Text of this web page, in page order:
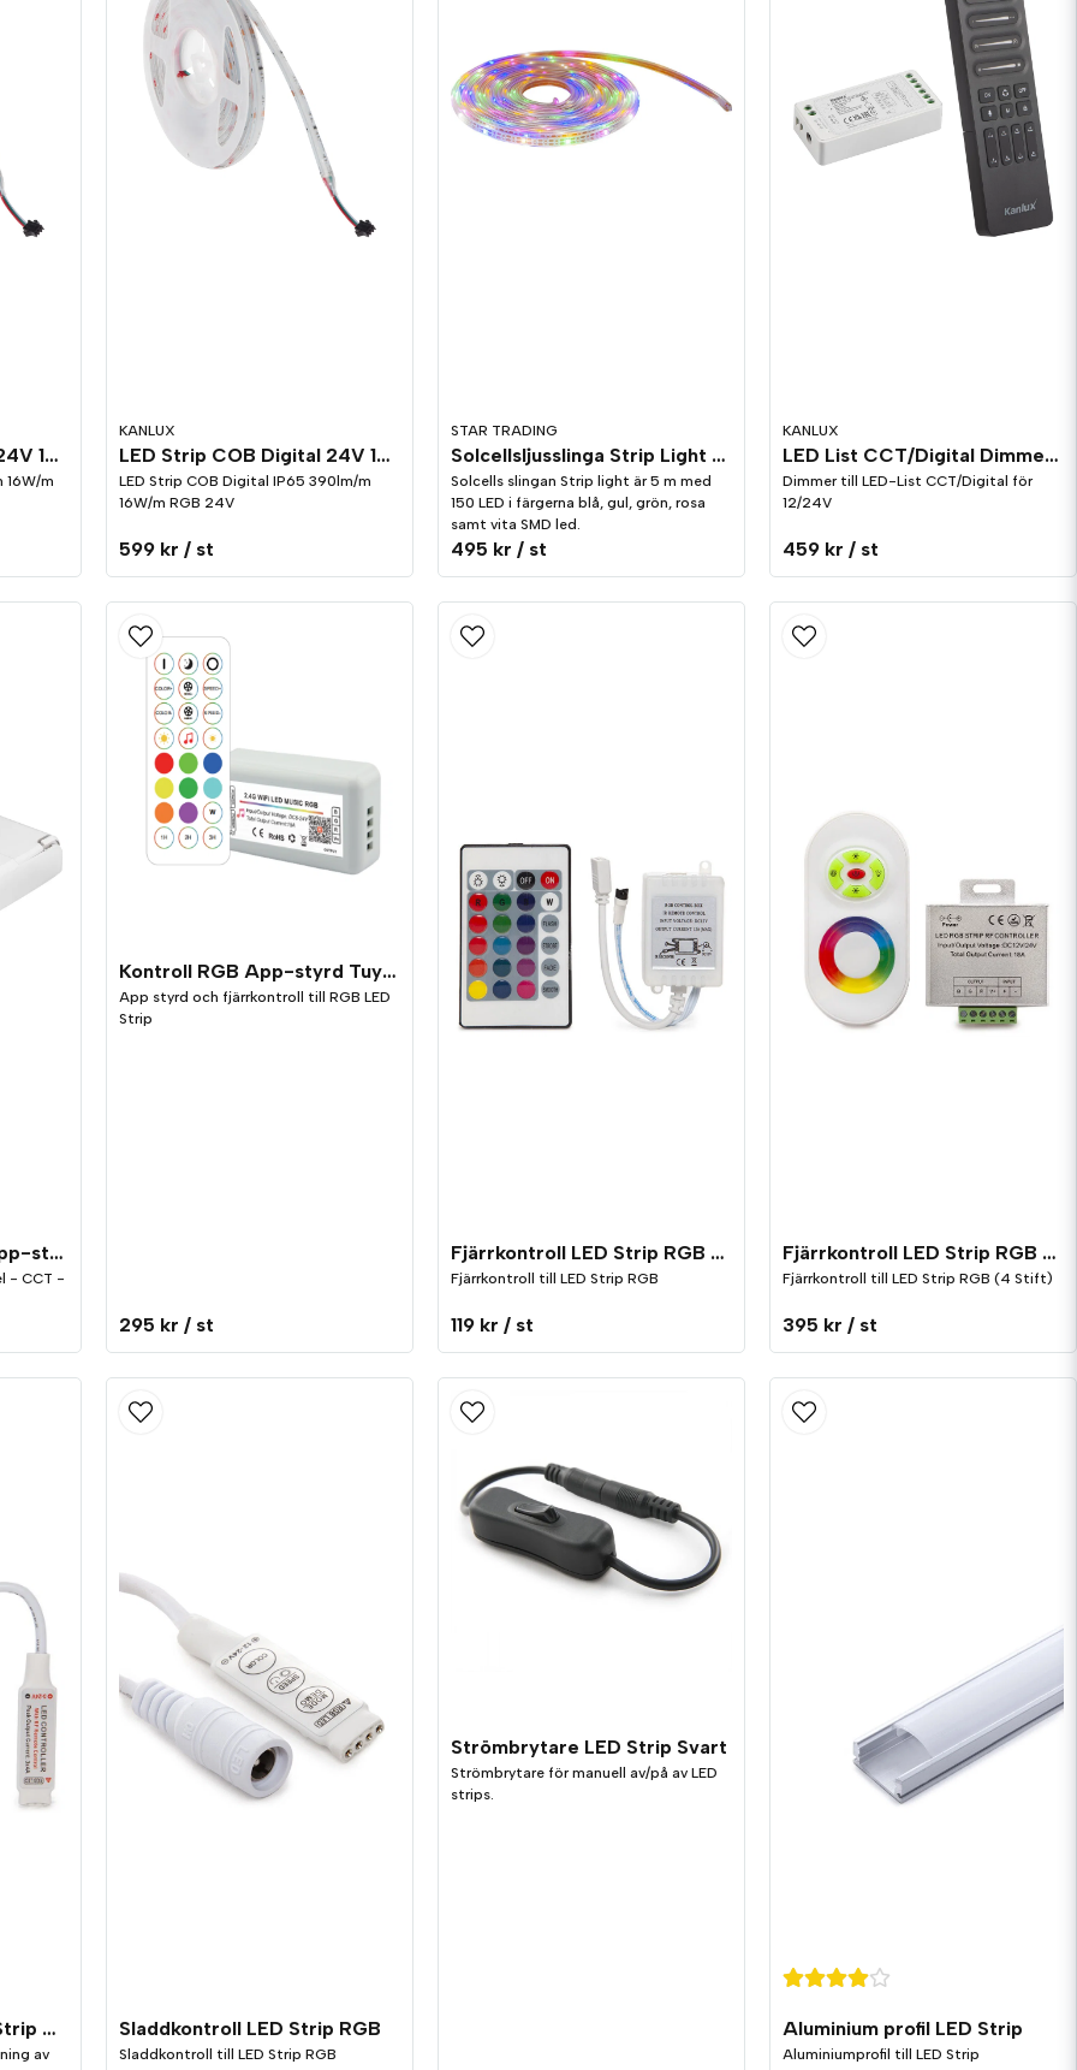
LED Strip COB Digital 24V 16W/m RGB
16W/m
KANLUX
LED Strip COB Digital 24V 16W/m RGB IP65
LED Strip COB Digital IP65 390lm/m
16W/m RGB 24V
599 kr / st
STAR TRADING
Solcellsljusslinga Strip Light Multi
Solcells slingan Strip light är 5 m med
150 LED i färgerna blå, gul, grön, rosa
samt vita SMD led.
495 kr / st
KANLUX
LED List CCT/Digital Dimmer med Fjärrkontroll 12/24V
Dimmer till LED-List CCT/Digital för
12/24V
459 kr / st
Kontroll RGBW CCT App-styrd
- CCT -
Kontroll RGB App-styrd Tuya och Fjärrkontroll
App styrd och fjärrkontroll till RGB LED
Strip
295 kr / st
Fjärrkontroll LED Strip RGB Brico
Fjärrkontroll till LED Strip RGB
119 kr / st
Fjärrkontroll LED Strip RGB Touch
Fjärrkontroll till LED Strip RGB (4 Stift)
395 kr / st
Fjärrkontroll Mini LED Strip RGB
av
Sladdkontroll LED Strip RGB
Sladdkontroll till LED Strip RGB
Strömbrytare LED Strip Svart
Strömbrytare för manuell av/på av LED
strips.
Aluminium profil LED Strip
Aluminiumprofil till LED Strip